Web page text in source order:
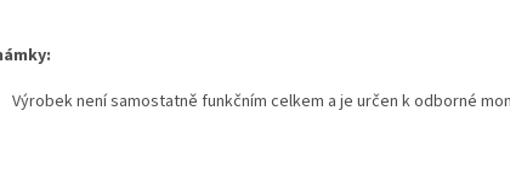
Výrobek není samostatně funkčním celkem a je určen k odborné